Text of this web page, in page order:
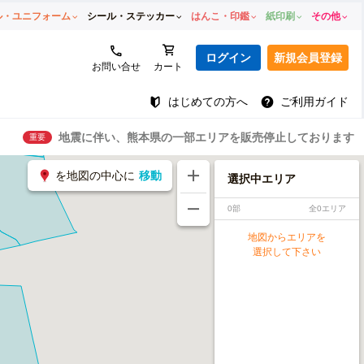
・ユニフォーム シール・ステッカー はんこ・印鑑 紙印刷 その他
お問い合せ カート
ログイン 新規会員登録
はじめての方へ ご利用ガイド
重要 地震に伴い、熊本県の一部エリアを販売停止しております
を地図の中心に 移動 選択中エリア
0部 全0エリア
地図からエリアを
選択して下さい